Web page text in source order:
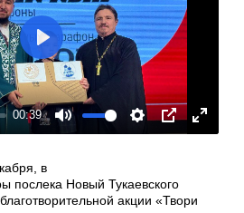
00:39
Mute Settings
PIP
Enter
Play
в
послека Новый Тукаевского
акции «Твори